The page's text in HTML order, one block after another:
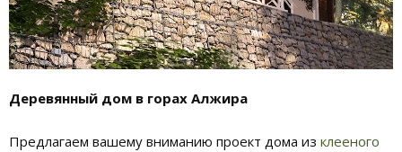
Деревянный дом в горах Алжира
Предлагаем вашему вниманию проект дома из клееного